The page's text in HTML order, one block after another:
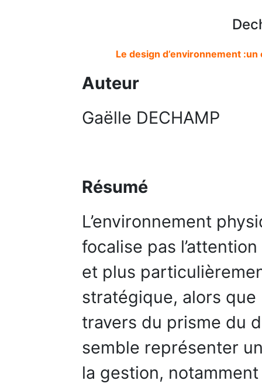
Le design d’environnement
Auteur
Gaëlle DECHAMP
Résumé
L’environnement
focalise pas
et plus
stratégique, alors que
travers du prisme du
semble représenter
la gestion,